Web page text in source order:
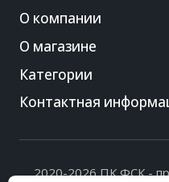
О компании
О магазине
Категории
Контактная
2020-2026 ПК ФСК -